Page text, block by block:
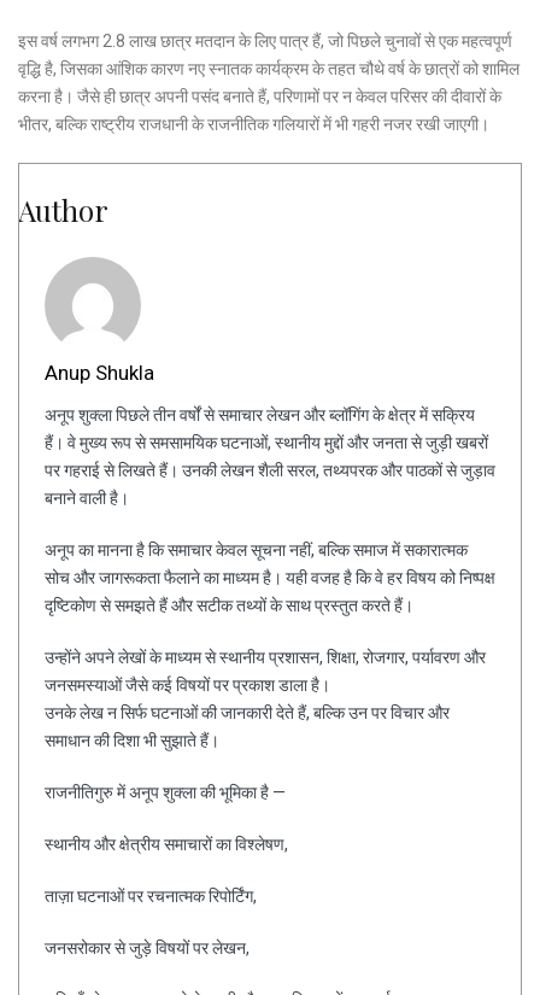
इस वर्ष लगभग 2.8 लाख छात्र मतदान के लिए पात्र हैं, जो पिछले चुनावों से एक महत्वपूर्ण
वृद्धि है, जिसका आंशिक कारण नए स्नातक कार्यक्रम के तहत चौथे वर्ष के छात्रों को शामिल
करना है। जैसे ही छात्र अपनी पसंद बनाते हैं, परिणामों पर न केवल परिसर की दीवारों के
भीतर, बल्कि राष्ट्रीय राजधानी के राजनीतिक गलियारों में भी गहरी नजर रखी जाएगी।
Author
Anup Shukla
अनूप शुक्ला पिछले तीन वर्षों से समाचार लेखन और ब्लॉगिंग के क्षेत्र में सक्रिय
हैं। वे मुख्य रूप से समसामयिक घटनाओं, स्थानीय मुद्दों और जनता से जुड़ी खबरों
पर गहराई से लिखते हैं। उनकी लेखन शैली सरल, तथ्यपरक और पाठकों से जुड़ाव
बनाने वाली है।
अनूप का मानना है कि समाचार केवल सूचना नहीं, बल्कि समाज में सकारात्मक
सोच और जागरूकता फैलाने का माध्यम है। यही वजह है कि वे हर विषय को निष्पक्ष
दृष्टिकोण से समझते हैं और सटीक तथ्यों के साथ प्रस्तुत करते हैं।
उन्होंने अपने लेखों के माध्यम से स्थानीय प्रशासन, शिक्षा, रोजगार, पर्यावरण और
जनसमस्याओं जैसे कई विषयों पर प्रकाश डाला है।
उनके लेख न सिर्फ घटनाओं की जानकारी देते हैं, बल्कि उन पर विचार और
समाधान की दिशा भी सुझाते हैं।
राजनीतिगुरु में अनूप शुक्ला की भूमिका है —
स्थानीय और क्षेत्रीय समाचारों का विश्लेषण,
ताज़ा घटनाओं पर रचनात्मक रिपोर्टिंग,
जनसरोकार से जुड़े विषयों पर लेखन,